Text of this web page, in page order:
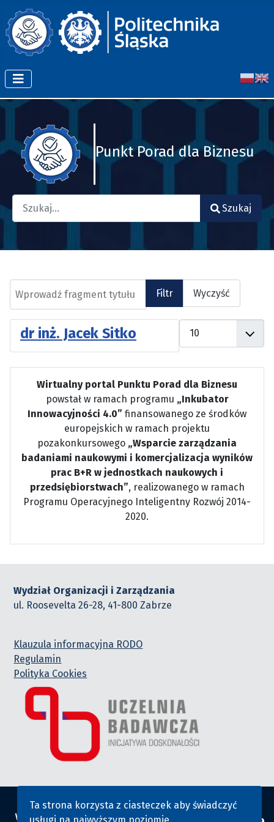
Punkt Porad dla Biznesu
Szukaj
Filtr Wyczyść
dr inż. Jacek Sitko
Wirtualny portal Punktu Porad dla Biznesu
powstał w ramach programu „Inkubator
Innowacyjności 4.0” finansowanego ze środków
europejskich w ramach projektu
pozakonkursowego „Wsparcie zarządzania
badaniami naukowymi i komercjalizacja wyników
prac B+R w jednostkach naukowych i
przedsiębiorstwach”, realizowanego w ramach
Programu Operacyjnego Inteligentny Rozwój 2014-
2020.
Wydział Organizacji i Zarządzania
ul. Roosevelta 26-28, 41-800 Zabrze
Klauzula informacyjna RODO
Regulamin
Polityka Cookies
Ta strona korzysta z ciasteczek aby świadczyć